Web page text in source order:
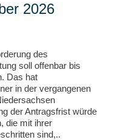
2026
des
soll offenbar bis
Das hat
in der vergangenen
der Antragsfrist würde
die mit ihrer
sind,..